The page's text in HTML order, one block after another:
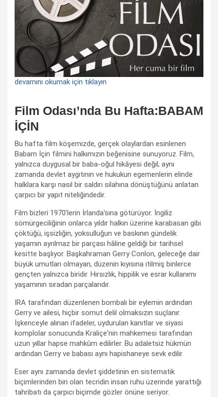
devamını okumak için tıklayın
Film Odası’nda Bu Hafta:BABAM
İÇİN
Bu hafta film köşemizde, gerçek olaylardan esinlenen
Babam İçin filmini halkımızın beğenisine sunuyoruz. Film,
yalnızca duygusal bir baba-oğul hikâyesi değil; aynı
zamanda devlet aygıtının ve hukukun egemenlerin elinde
halklara karşı nasıl bir saldırı silahına dönüştüğünü anlatan
çarpıcı bir yapıt niteliğindedir.
Film bizleri 1970'lerin İrlanda'sına götürüyor. İngiliz
sömürgeciliğinin onlarca yıldır halkın üzerine karabasan gibi
çöktüğü, işsizliğin, yoksulluğun ve baskının gündelik
yaşamın ayrılmaz bir parçası hâline geldiği bir tarihsel
kesitte başlıyor. Başkahraman Gerry Conlon, geleceğe dair
büyük umutları olmayan, düzenin kıyısına itilmiş binlerce
gençten yalnızca biridir. Hırsızlık, hippilik ve esrar kullanımı
yaşamının sıradan parçalarıdır.
IRA tarafından düzenlenen bombalı bir eylemin ardından
Gerry ve ailesi, hiçbir somut delil olmaksızın suçlanır.
İşkenceyle alınan ifadeler, uydurulan kanıtlar ve siyasi
komplolar sonucunda Kraliçe'nin mahkemesi tarafından
uzun yıllar hapse mahkûm edilirler. Bu adaletsiz hükmün
ardından Gerry ve babası aynı hapishaneye sevk edilir.
Eser aynı zamanda devlet şiddetinin en sistematik
biçimlerinden biri olan tecridin insan ruhu üzerinde yarattığı
tahribatı da çarpıcı biçimde gözler önüne seriyor.